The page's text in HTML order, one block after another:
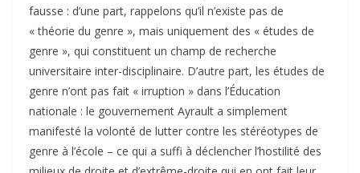
fausse : d’une part, rappelons qu’il n’existe pas de
« théorie du genre », mais uniquement des « études de
genre », qui constituent un champ de recherche
universitaire inter-disciplinaire. D’autre part, les études de
genre n’ont pas fait « irruption » dans l’Éducation
nationale : le gouvernement Ayrault a simplement
manifesté la volonté de lutter contre les stéréotypes de
genre à l’école – ce qui a suffi à déclencher l’hostilité des